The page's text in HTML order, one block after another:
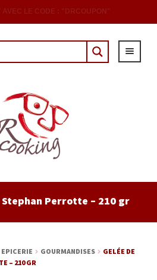
Stephan Perrotte – 210 gr
EPICERIE GOURMANDISES
GELÉE DE
– 210 GR